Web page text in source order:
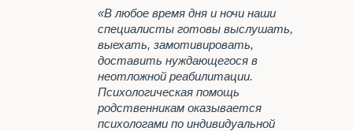
Принудительное лечение
наркомании
Лечение алкоголизма
Вывод из запоя на дому
анонимно
Наша главная задача
«В любое время дня и ночи наши
специалисты готовы выслушать,
выехать, замотивировать,
доставить нуждающегося в
неотложной реабилитации.
Психологическая помощь
родственникам оказывается
психологами по индивидуальной